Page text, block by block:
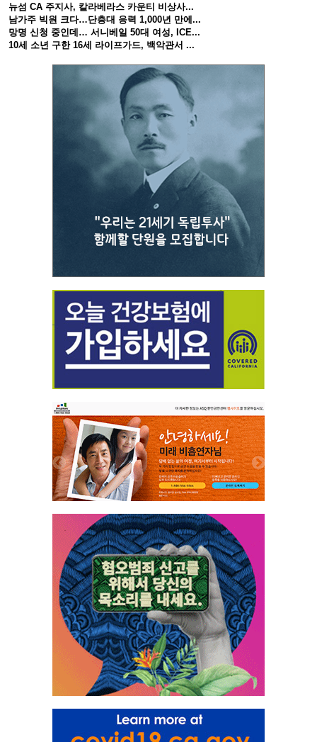
뉴섬 CA 주지사, 칼라베라스 카운티 비상사...
남가주 빅원 크다…단층대 응력 1,000년 만에...
망명 신청 중인데… 서니베일 50대 여성, ICE...
10세 소년 구한 16세 라이프가드, 백악관서 ...